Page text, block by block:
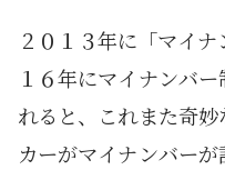
２０１３年に「マイ
１６年にマイナンバ
れると、これまた奇
カーがマイナンバー